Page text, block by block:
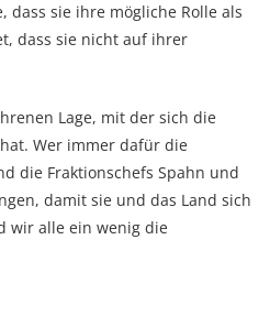
dass sie ihre mögliche Rolle als
dass sie nicht auf ihrer
Lage, mit der sich die
Wer immer dafür die
die Fraktionschefs Spahn und
damit sie und das Land sich
wir alle ein wenig die